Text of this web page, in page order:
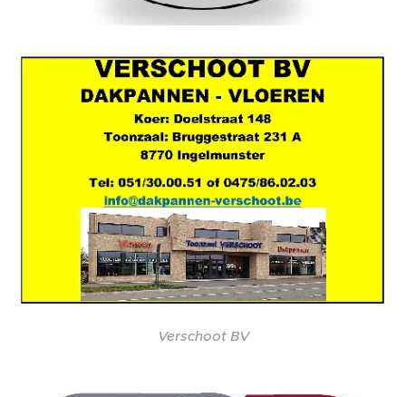
Verschoot BV